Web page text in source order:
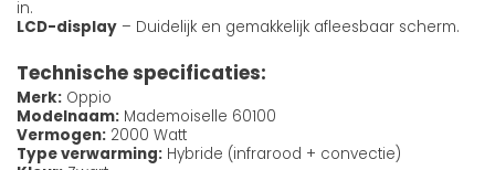
in.
LCD-display – Duidelijk en gemakkelijk afleesbaar scherm.
Technische specificaties:
Merk: Oppio
Modelnaam: Mademoiselle 60100
Vermogen: 2000 Watt
Type verwarming: Hybride (infrarood + convectie)